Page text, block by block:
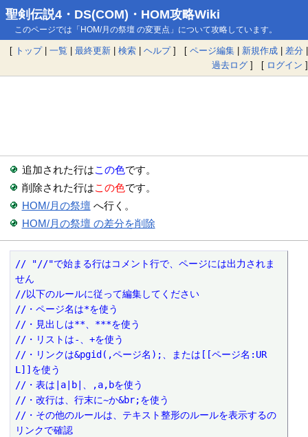
聖剣伝説4・DS(COM)・HOM攻略Wiki
このページでは「HOM/月の祭壇 の変更点」について攻略しています。
[ トップ| 一覧 | 最終更新 | 検索 | ヘルプ] [ ページ編集 | 新規作成 | 差分 |
過去ログ ] [ ログイン ]
追加された行はこの色です。
削除された行はこの色です。
HOM/月の祭壇 へ行く。
HOM/月の祭壇 の差分を削除
// "//"で始まる行はコメント行で、ページには出力されま
せん
//以下のルールに従って編集してください
//・ページ名は*を使う
//・見出しは**、***を使う
//・リストは-、+を使う
//・リンクは&pgid(,ページ名);、または[[ページ名:UR
L]]を使う
//・表は|a|b|、,a,bを使う
//・改行は、行末に~か&br;を使う
//・その他のルールは、テキスト整形のルールを表示するの
リンクで確認